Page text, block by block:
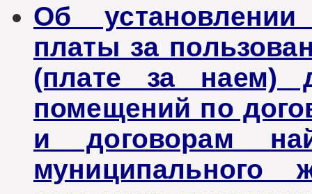
Об
платы за
(плате за наем)
помещений по
и договорам
муниципального